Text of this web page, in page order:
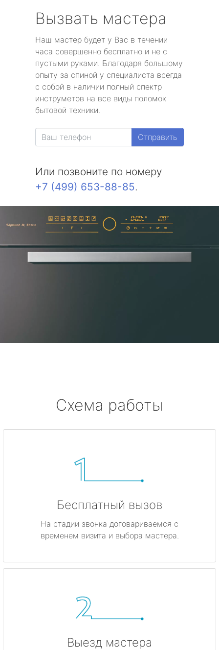
Вызвать мастера
Наш мастер будет у Вас в течении
часа совершенно бесплатно и не с
пустыми руками. Благодаря большому
опыту за спиной у специалиста всегда
с собой в наличии полный спектр
инструметов на все виды поломок
бытовой техники.
Отправить
Или позвоните по номеру
+7 (499) 653-88-85.
Схема работы
Бесплатный вызов
На стадии звонка договариваемся с
временем визита и выбора мастера.
Выезд мастера